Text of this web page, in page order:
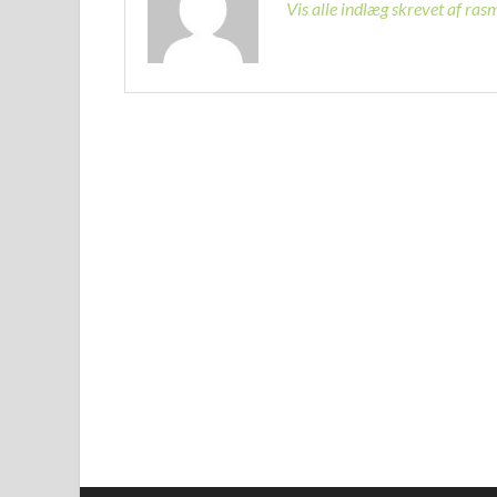
Vis alle indlæg skrevet af